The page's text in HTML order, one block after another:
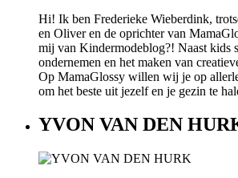
Hi! Ik ben Frederieke Wieberdink,
en Oliver en de oprichter van
mij van Kindermodeblog?! Naast kids
ondernemen en het maken van
Op MamaGlossy willen wij je op
om het beste uit jezelf en je gezin te
YVON VAN DEN